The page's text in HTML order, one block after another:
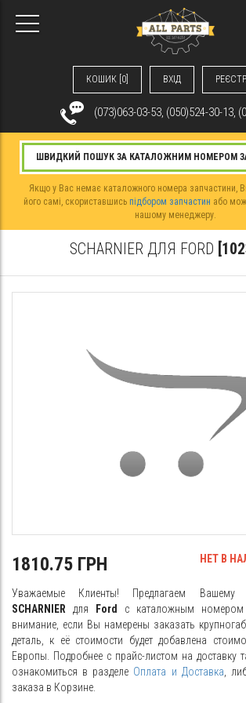
КОШИК [0] ВХIД
(073)063-03-53, (050)524-30-13,
Якщо у Вас немає каталожного номера запчастини,
його самі, скориставшись підбором запчастин або
нашому менеджеру.
SCHARNIER ДЛЯ FORD
1810.75 ГРН НЕТ В
Уважаемые Клиенты! Предлагаем Вашему
SCHARNIER для Ford с каталожным номером
внимание, если Вы намерены заказать
деталь, к её стоимости будет добавлена
Европы. Подробнее с прайс-листом на доставку
ознакомиться в разделе Оплата и Доставка ,
заказа в Корзине.